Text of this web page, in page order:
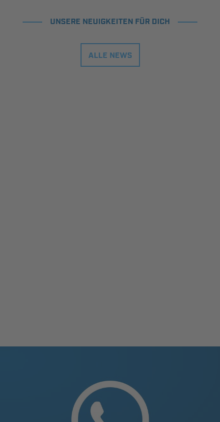
UNSERE NEUIGKEITEN FÜR DICH
ALLE NEWS